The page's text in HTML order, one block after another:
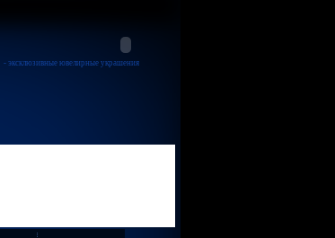
- эксклюзивные ювелирные украшения